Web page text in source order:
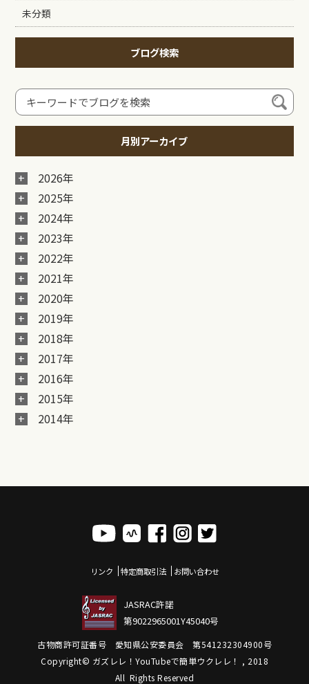
未分類
ブログ検索
月別アーカイブ
2026年
2025年
2024年
2023年
2022年
2021年
2020年
2019年
2018年
2017年
2016年
2015年
2014年
リンク 特定商取引法 お問い合わせ
JASRAC許諾
第9022965001Y45040号
古物商許可証番号 愛知県公安委員会 第541232304900号
Copyright© ガズレレ！YouTubeで簡単ウクレレ！ , 2018
All Rights Reserved